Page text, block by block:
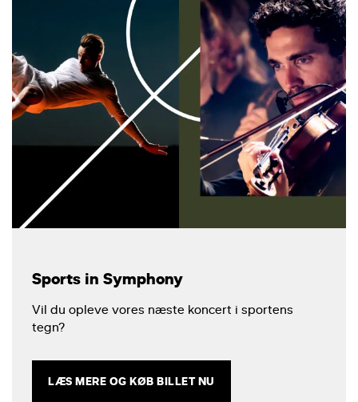
Sports in Symphony
Vil du opleve vores næste koncert i sportens
tegn?
LÆS MERE OG KØB BILLET NU